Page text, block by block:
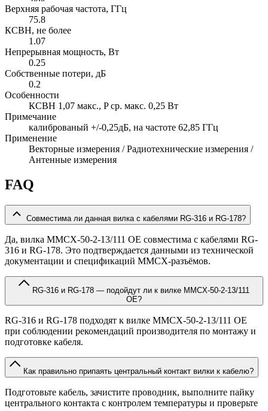
Верхняя рабочая частота, ГГц
75.8
КСВН, не более
1.07
Непрерывная мощность, Вт
0.25
Собственные потери, дБ
0.2
Особенности
КСВН 1,07 макс., P ср. макс. 0,25 Вт
Примечание
калиброваный +/-0,25дБ, на частоте 62,85 ГГц
Применение
Векторные измерения / Радиотехнические измерения /
Антенные измерения
FAQ
Совместима ли данная вилка с кабелями RG-316 и RG-178?
Да, вилка MMCX-50-2-13/111 OE совместима с кабелями RG-
316 и RG-178. Это подтверждается данными из технической
документации и спецификаций MMCX-разъёмов.
OE?
RG-316 и RG-178 подходят к вилке MMCX-50-2-13/111 OE
при соблюдении рекомендаций производителя по монтажу и
подготовке кабеля.
Как правильно припаять центральный контакт вилки к кабелю?
Подготовьте кабель, зачистите проводник, выполните пайку
центрального контакта с контролем температуры и проверьте